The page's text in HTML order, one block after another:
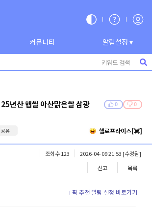
커뮤니티 알림설정 ▾
년산 햅쌀 아산맑은쌀 삼광
0 0
공유 헬로프라이스[💓]
조회수 123 2026-04-09 21:53 [수정됨]
신고
목록
ℹ️ 픽 추천 알림 설정 바로가기